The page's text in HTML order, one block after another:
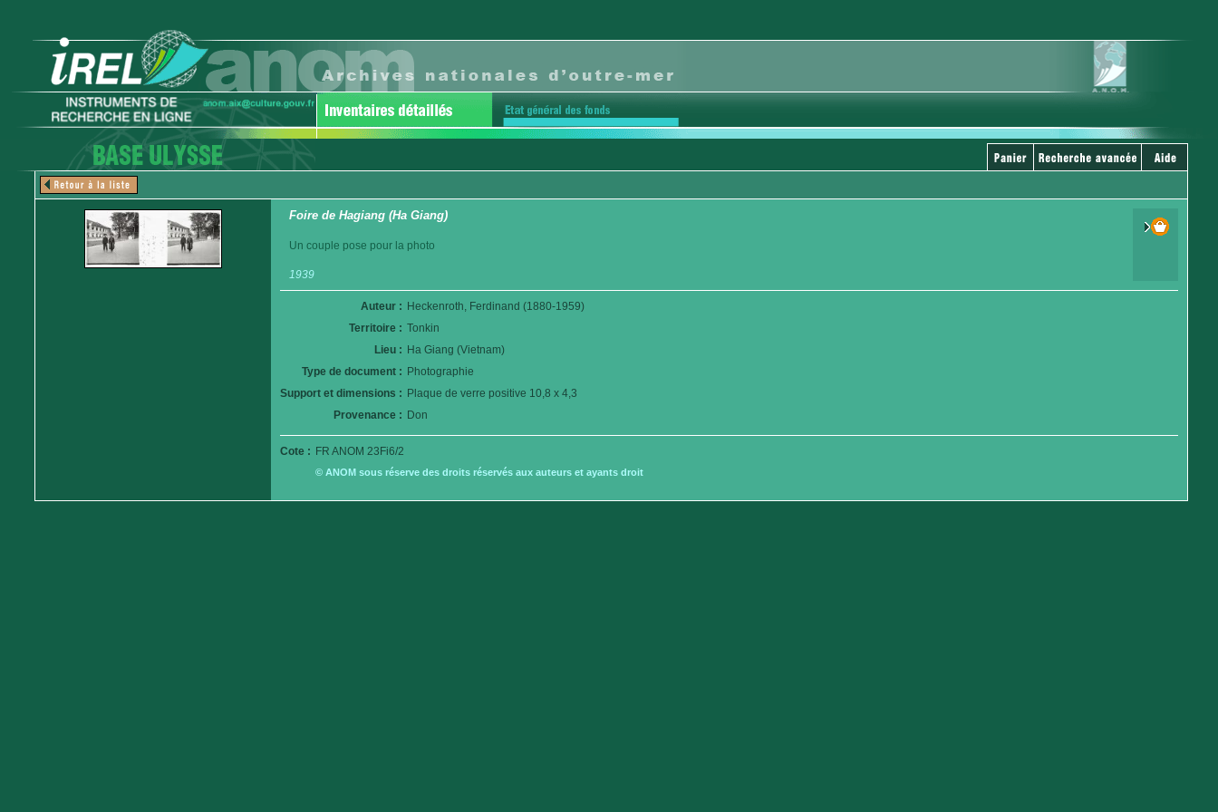
Foire de Hagiang (Ha Giang)
Un couple pose pour la photo
1939
Auteur : Heckenroth, Ferdinand (1880-1959)
Territoire : Tonkin
Lieu : Ha Giang (Vietnam)
Type de document : Photographie
Support et dimensions : Plaque de verre positive 10,8 x 4,3
Provenance : Don
Cote : FR ANOM 23Fi6/2
© ANOM sous réserve des droits réservés aux auteurs et ayants droit